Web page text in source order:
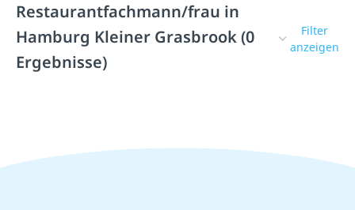
Restaurantfachmann/frau in
Hamburg Kleiner Grasbrook (0
Ergebnisse)
Filter
anzeigen